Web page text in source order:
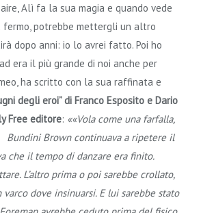
Alì fa la sua magia e quando vede
fermo, potrebbe mettergli un altro
dopo anni: io lo avrei fatto. Poi ho
era il più grande di noi anche per
ha scritto con la sua raffinata e
degli eroi” di Franco Esposito e Dario
Free editore: ««Vola come una farfalla,
Bundini Brown continuava a ripetere il
che il tempo di danzare era finito.
L’altro prima o poi sarebbe crollato,
dove insinuarsi. E lui sarebbe stato